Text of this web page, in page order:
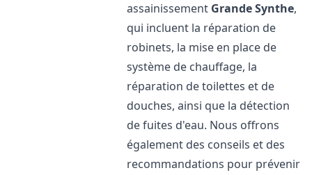
assainissement Grande Synthe,
qui incluent la réparation de
robinets, la mise en place de
système de chauffage, la
réparation de toilettes et de
douches, ainsi que la détection
de fuites d'eau. Nous offrons
également des conseils et des
recommandations pour prévenir